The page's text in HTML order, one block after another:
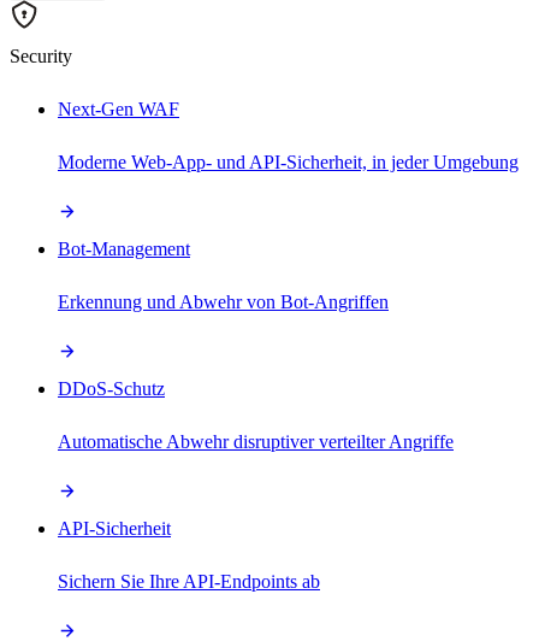
Security
Next-Gen WAF
Moderne Web-App- und API-Sicherheit, in jeder Umgebung
Bot-Management
Erkennung und Abwehr von Bot-Angriffen
DDoS-Schutz
Automatische Abwehr disruptiver verteilter Angriffe
API-Sicherheit
Sichern Sie Ihre API-Endpoints ab